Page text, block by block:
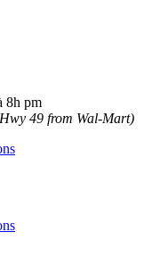
8h pm
49 from Wal-Mart)